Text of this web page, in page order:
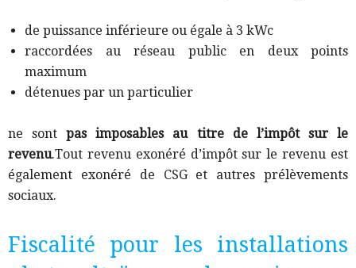
de puissance inférieure ou égale à 3 kWc
raccordées au réseau public en deux points
maximum
détenues par un particulier
ne sontpas imposables au titre de l’impôt sur le
revenu.Tout revenu exonéré d’impôt sur le revenu est
également exonéré de CSG et autres prélèvements
sociaux.
Fiscalité pour les installations